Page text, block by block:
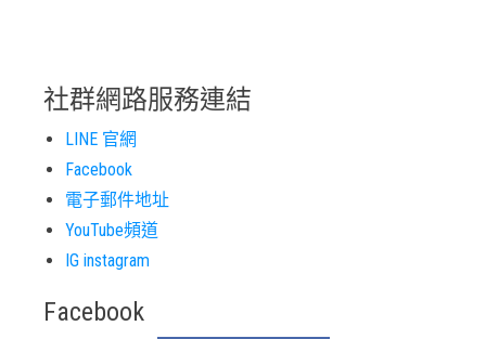
社群網路服務連結
LINE 官網
Facebook
電子郵件地址
YouTube頻道
IG instagram
Facebook